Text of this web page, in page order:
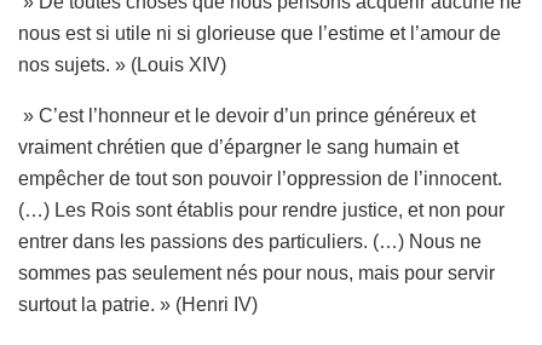
nous est si utile ni si glorieuse que l’estime et l’amour de
nos sujets. » (Louis XIV)
» C’est l’honneur et le devoir d’un prince généreux et
vraiment chrétien que d’épargner le sang humain et
empêcher de tout son pouvoir l’oppression de l’innocent.
(…) Les Rois sont établis pour rendre justice, et non pour
entrer dans les passions des particuliers. (…) Nous ne
sommes pas seulement nés pour nous, mais pour servir
surtout la patrie. » (Henri IV)